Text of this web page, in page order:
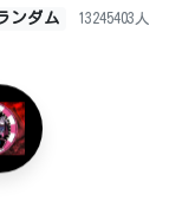
ンダム 13245403人